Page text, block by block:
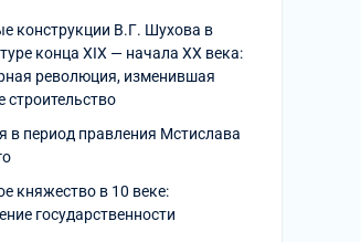
конструкции В.Г. Шухова в
конца XIX — начала XX века:
революция, изменившая
строительство
в период правления Мстислава
княжество в 10 веке:
государственности